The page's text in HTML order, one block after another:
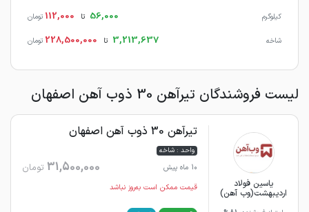
کیلوگرم 56,000 تا 112,000 تومان
شاخه 3,213,637 تا 228,500,000 تومان
لیست فروشندگان تیرآهن 30 ذوب آهن اصفهان
یاسین فولاد
اردیبهشت(وب آهن)
تیرآهن 30 ذوب آهن اصفهان
واحد : شاخه
10 ماه پیش
31,500,000 تومان
قیمت ممکن است به‌روز نباشد